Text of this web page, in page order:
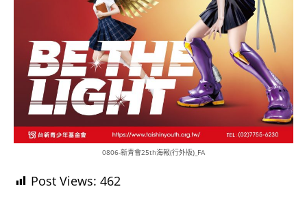
0806-新青會25th海報(行外版)_FA
Post Views: 462